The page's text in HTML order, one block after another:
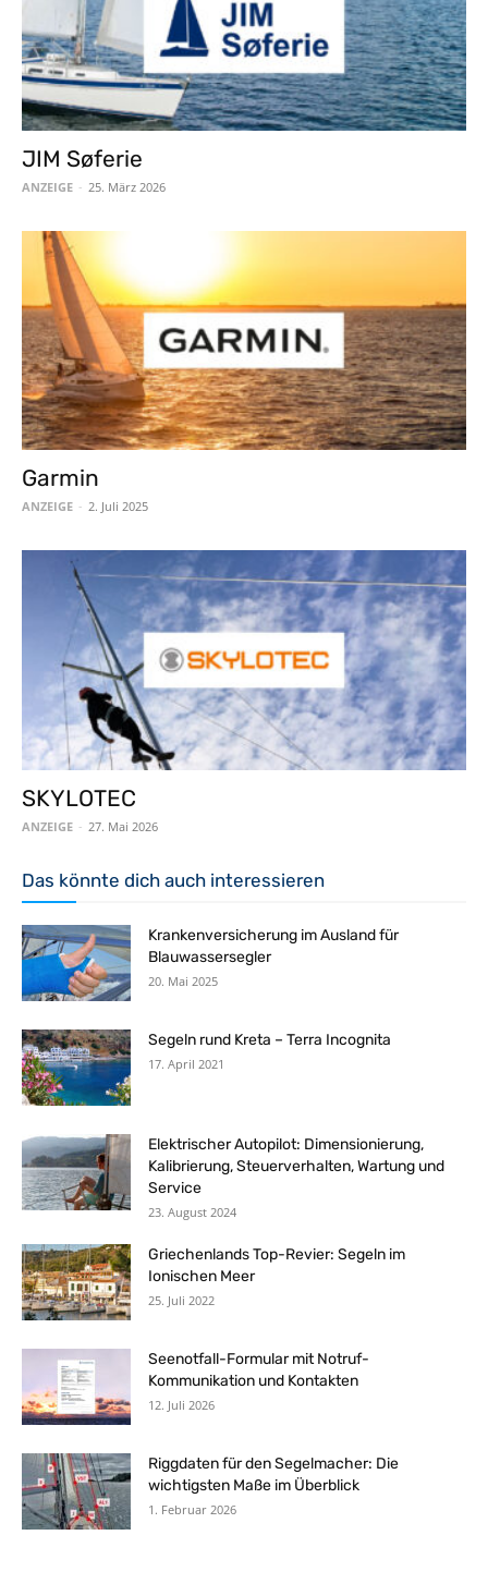
JIM Søferie
ANZEIGE - 25. März 2026
Garmin
ANZEIGE - 2. Juli 2025
SKYLOTEC
ANZEIGE - 27. Mai 2026
Das könnte dich auch interessieren
Krankenversicherung im Ausland für
Blauwassersegler
20. Mai 2025
Segeln rund Kreta – Terra Incognita
17. April 2021
Elektrischer Autopilot: Dimensionierung,
Kalibrierung, Steuerverhalten, Wartung und
Service
23. August 2024
Griechenlands Top-Revier: Segeln im
Ionischen Meer
25. Juli 2022
Seenotfall-Formular mit Notruf-
Kommunikation und Kontakten
12. Juli 2026
Riggdaten für den Segelmacher: Die
wichtigsten Maße im Überblick
1. Februar 2026